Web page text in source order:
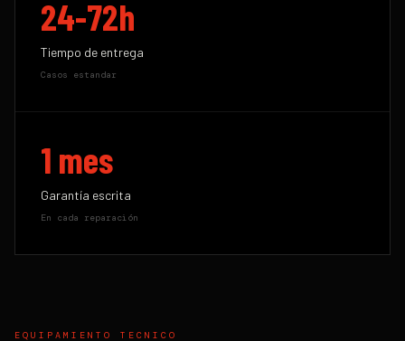
24-72h
Tiempo de entrega
Casos estandar
1 mes
Garantía escrita
En cada reparación
EQUIPAMIENTO TECNICO